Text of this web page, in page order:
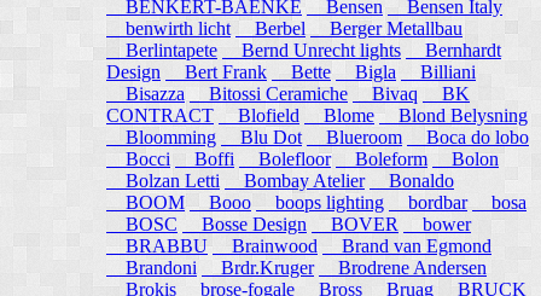
BENKERT-BAENKE
Bensen
Bensen Italy
benwirth licht
Berbel
Berger Metallbau
Berlintapete
Bernd Unrecht lights
Bernhardt
Design
Bert Frank Bette Bigla
Billiani
Bisazza
Bitossi Ceramiche Bivaq
BK
CONTRACT
Blofield Blome Blond Belysning
Bloomming
Blu Dot Blueroom
Boca do lobo
Bocci
Boffi Bolefloor Boleform
Bolon
Bolzan Letti
Bombay Atelier
Bonaldo
BOOM
Booo boops lighting bordbar
bosa
BOSC
Bosse Design BOVER
bower
BRABBU
Brainwood
Brand van Egmond
Brandoni
Brdr.Kruger
Brodrene Andersen
Brokis
brose-fogale Bross Bruag
BRUCK